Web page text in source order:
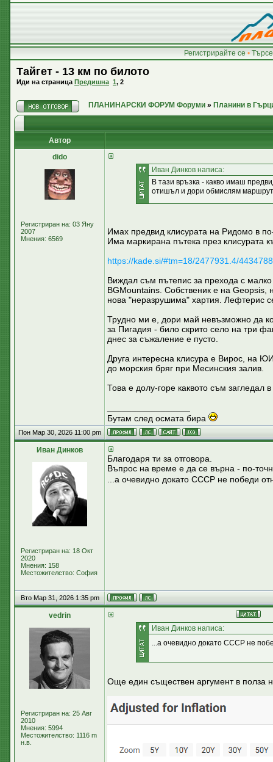
Регистрирайте се •
Тайгет - 13 км по билото
Иди на страница Предишна 1, 2
ПЛАНИНАРСКИ ФОРУМ Форуми » Планини в
Автор
dido
Регистриран на: 03 Яну
2007
Мнения: 6569
Иван Динков написа:
В тази връзка - какво имаш
отишъл и дори обмислям
Имах предвид клисурата на Ридомо в
Има маркирана пътека през клисурата
https://kade.si/#tm=18/2477931.4/
Виждал съм пътепис за прехода с
BGMountains. Собственик е на
нова "неразрушима" хартия. Лефтерис
Трудно ми е, дори май невъзможно да
за Пигадия - било скрито село на три
днес за съжаление е пусто.
Друга интересна клисура е Вирос, на
до морския бряг при Месинския залив.
Това е долу-горе каквото съм загледал в
Бутам след осмата бира
Пон Мар 30, 2026 11:00 pm
Иван Динков
Регистриран на: 18 Окт
2020
Мнения: 158
Местожителство: София
Благодаря ти за отговора.
Въпрос на време е да се върна - по-
...а очевидно докато СССР не победи
Вто Мар 31, 2026 1:35 pm
vedrin
Регистриран на: 25 Авг
2010
Мнения: 5994
Местожителство: 1116 m
н.в.
Иван Динков написа:
...а очевидно докато СССР не
Още един съществен аргумент в полза